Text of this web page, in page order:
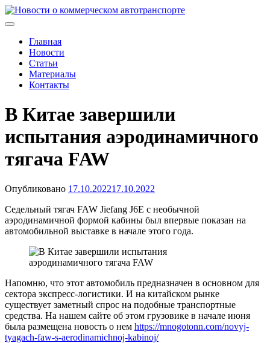
Skip
to
автомобилях и спецтехнике
Главная
Новости
Статьи
Материалы
Контакты
В Китае завершили
испытания аэродинамичного
тягача FAW
Опубликовано 17.10.202217.10.2022
Седельный тягач FAW Jiefang J6E с необычной
аэродинамичной формой кабины был впервые показан на
автомобильной выставке в начале этого года.
Напомню, что этот автомобиль предназначен в основном для
сектора экспресс-логистики. И на китайском рынке
существует заметный спрос на подобные транспортные
средства. На нашем сайте об этом грузовике в начале июня
была размещена новость о нем https://mnogotonn.com/novyj-
tyagach-faw-s-aerodinamichnoj-kabinoj/